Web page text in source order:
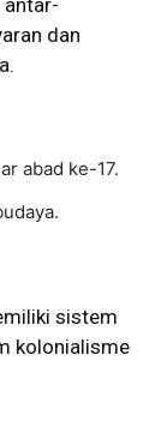
antar-
dan
abad ke-17.
sistem
kolonialisme